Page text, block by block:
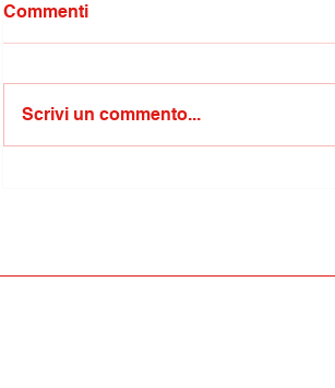
Commenti
Scrivi un commento...